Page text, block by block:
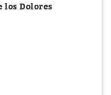
los Dolores